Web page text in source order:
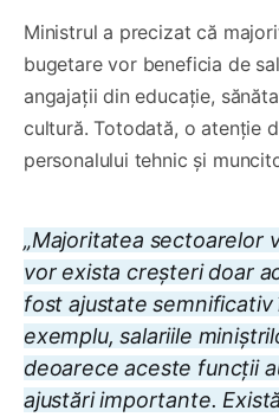
Ministrul a precizat că
bugetare vor beneficia de
angajații din educație,
cultură. Totodată, o atenție
personalului tehnic și
„Majoritatea sectoarelor
vor exista creșteri doar
fost ajustate semnificativ
exemplu, salariile
deoarece aceste funcții
ajustări importante.